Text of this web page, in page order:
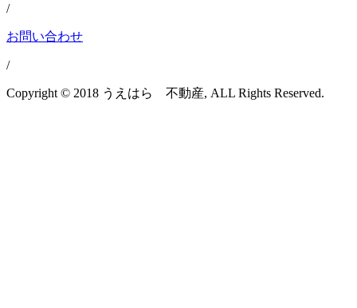
/
お問い合わせ
/
Copyright © 2018 うえはら 不動産, ALL Rights Reserved.